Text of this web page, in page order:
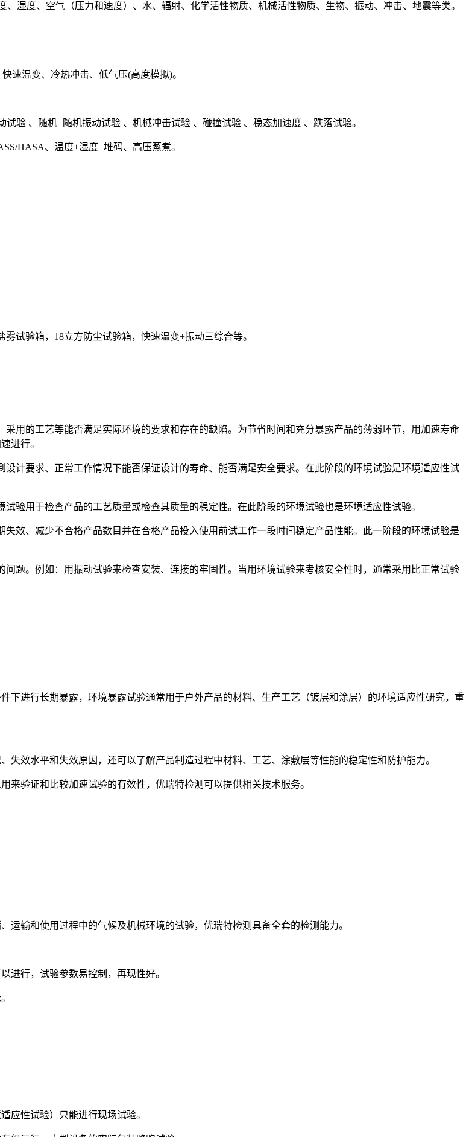
湿度、空气（压力和速度）、水、辐射、化学活性物质、机械活性物质、生物、振动、冲击、地震等类。
速温变、冷热冲击、低气压(高度模拟)。
验 、随机+随机振动试验 、机械冲击试验 、碰撞试验 、稳态加速度 、跌落试验。
HASA、温度+湿度+堆码、高压蒸煮。
试验箱，18立方防尘试验箱，快速温变+振动三综合等。
用的工艺等能否满足实际环境的要求和存在的缺陷。为节省时间和充分暴露产品的薄弱环节，用加速寿命
进行。
计要求、正常工作情况下能否保证设计的寿命、能否满足安全要求。在此阶段的环境试验是环境适应性试
验用于检查产品的工艺质量或检查其质量的稳定性。在此阶段的环境试验也是环境适应性试验。
效、减少不合格产品数目并在合格产品投入使用前试工作一段时间稳定产品性能。此一阶段的环境试验是
题。例如：用振动试验来检查安装、连接的牢固性。当用环境试验来考核安全性时，通常采用比正常试验
下进行长期暴露，环境暴露试验通常用于户外产品的材料、生产工艺（镀层和涂层）的环境适应性研究，重
效水平和失效原因，还可以了解产品制造过程中材料、工艺、涂敷层等性能的稳定性和防护能力。
来验证和比较加速试验的有效性，优瑞特检测可以提供相关技术服务。
运输和使用过程中的气候及机械环境的试验，优瑞特检测具备全套的检测能力。
进行，试验参数易控制，再现性好。
应性试验）只能进行现场试验。